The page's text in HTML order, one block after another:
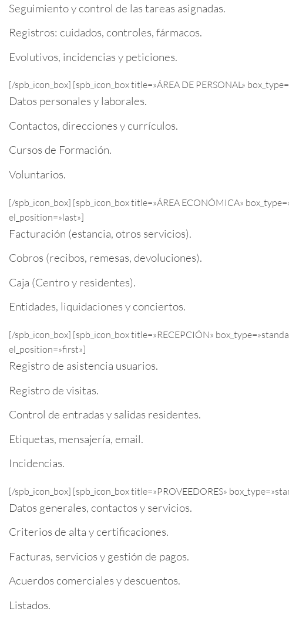
Seguimiento y control de las tareas asignadas.
Registros: cuidados, controles, fármacos.
Evolutivos, incidencias y peticiones.
[/spb_icon_box] [spb_icon_box title=»ÁREA DE PERSONAL»
Datos personales y laborales.
Contactos, direcciones y currículos.
Cursos de Formación.
Voluntarios.
[/spb_icon_box] [spb_icon_box title=»ÁREA ECONÓMICA»
el_position=»last»]
Facturación (estancia, otros servicios).
Cobros (recibos, remesas, devoluciones).
Caja (Centro y residentes).
Entidades, liquidaciones y conciertos.
[/spb_icon_box] [spb_icon_box title=»RECEPCIÓN»
el_position=»first»]
Registro de asistencia usuarios.
Registro de visitas.
Control de entradas y salidas residentes.
Etiquetas, mensajería, email.
Incidencias.
[/spb_icon_box] [spb_icon_box title=»PROVEEDORES»
Datos generales, contactos y servicios.
Criterios de alta y certificaciones.
Facturas, servicios y gestión de pagos.
Acuerdos comerciales y descuentos.
Listados.